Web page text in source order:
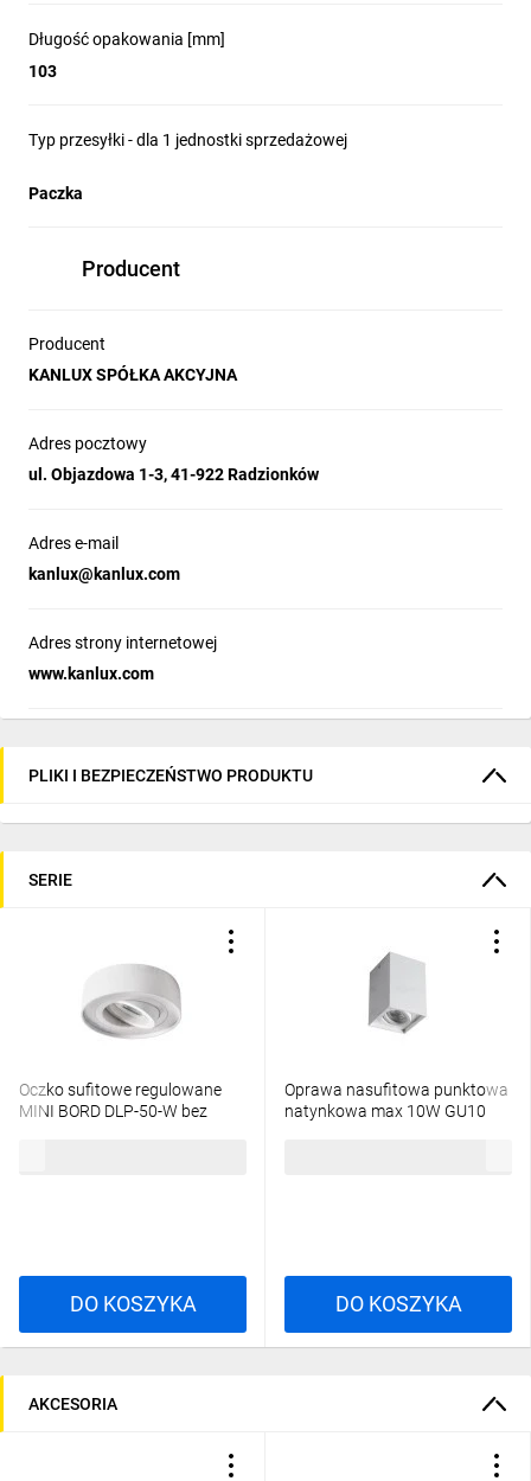
Długość opakowania [mm]
103
Typ przesyłki - dla 1 jednostki sprzedażowej
Paczka
Producent
Producent
KANLUX SPÓŁKA AKCYJNA
Adres pocztowy
ul. Objazdowa 1-3, 41-922 Radzionków
Adres e-mail
kanlux@kanlux.com
Adres strony internetowej
www.kanlux.com
PLIKI I BEZPIECZEŃSTWO PRODUKTU
SERIE
Oczko sufitowe regulowane
MINI BORD DLP-50-W bez
DO KOSZYKA
Oprawa nasufitowa punktowa
natynkowa max 10W GU10
DO KOSZYKA
AKCESORIA